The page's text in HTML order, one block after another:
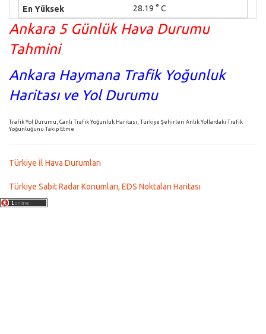
28.19 ° C
Ankara 5 Günlük Hava Durumu
Tahmini
Ankara Haymana Trafik Yoğunluk
Haritası ve Yol Durumu
Trafik Yol Durumu, Canlı Trafik Yoğunluk Haritası, Türkiye Şehirleri Anlık Yollardaki Trafik
Yoğunluğunu Takip Etme
Türkiye İl Hava Durumları
Türkiye Sabit Radar Konumları, EDS Noktaları Haritası